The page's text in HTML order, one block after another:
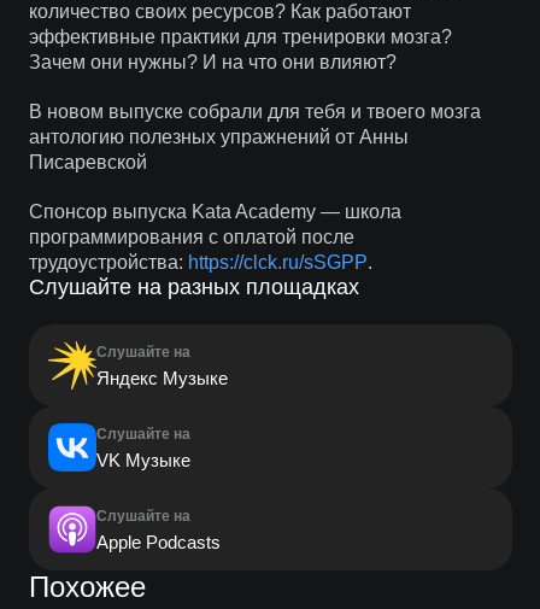
количество своих ресурсов? Как работают
эффективные практики для тренировки мозга?
Зачем они нужны? И на что они влияют?
В новом выпуске собрали для тебя и твоего мозга
антологию полезных упражнений от Анны
Писаревской
Спонсор выпуска Kata Academy — школа
программирования с оплатой после
трудоустройства: https://clck.ru/sSGPP.
Слушайте на разных площадках
Слушайте на
Яндекс Музыке
Слушайте на
VK Музыке
Слушайте на
Apple Podcasts
Похожее